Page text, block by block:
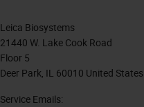
Leica Biosystems
21440 W. Lake Cook Road
Floor 5
Deer Park, IL 60010 United States
Service Emails: